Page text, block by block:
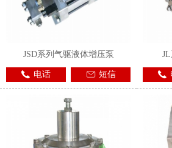
JSD系列气驱液体增压泵
电话 短信